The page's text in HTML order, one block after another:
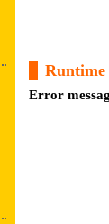
Error